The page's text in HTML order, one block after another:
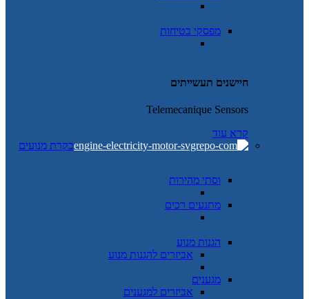
מפסקי בטיחות
חיישנים תעשייתים
Telemecanique Sensors
קרא עוד
בקרת מנועים
וסתי מהירות
מתנעים רכים
הגנות מנוע
אביזרים להגנות מנוע
מגענים
אביזרים למגענים